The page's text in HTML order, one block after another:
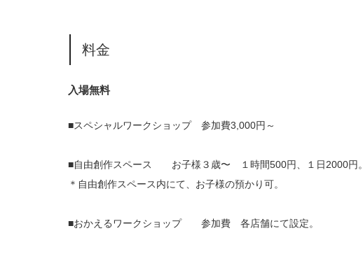
料金
入場無料
■スペシャルワークショップ 参加費3,000円～
■自由創作スペース お子様３歳〜 １時間500円、１日2000円。
＊自由創作スペース内にて、お子様の預かり可。
■おかえるワークショップ 参加費 各店舗にて設定。